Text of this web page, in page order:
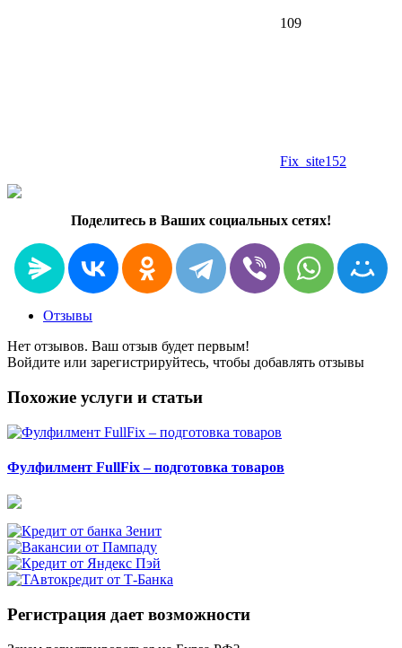
109
Fix_site152
Поделитесь в Ваших социальных сетях!
Отзывы
Нет отзывов. Ваш отзыв будет первым!
Войдите или зарегистрируйтесь, чтобы добавлять отзывы
Похожие услуги и статьи
Фулфилмент FullFix – подготовка товаров
Регистрация дает возможности